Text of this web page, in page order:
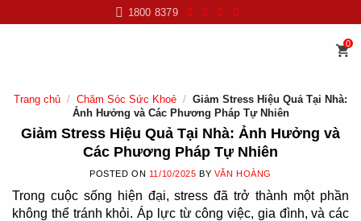
to
1800 8379
0
Trang chủ / Chăm Sóc Sức Khoẻ / Giảm Stress Hiệu Quả Tại Nhà:
Ảnh Hưởng và Các Phương Pháp Tự Nhiên
Giảm Stress Hiệu Quả Tại Nhà: Ảnh Hưởng và
Các Phương Pháp Tự Nhiên
POSTED ON 11/10/2025 BY VĂN HOÀNG
Trong cuộc sống hiện đại, stress đã trở thành một phần
không thể tránh khỏi. Áp lực từ công việc, gia đình, và các